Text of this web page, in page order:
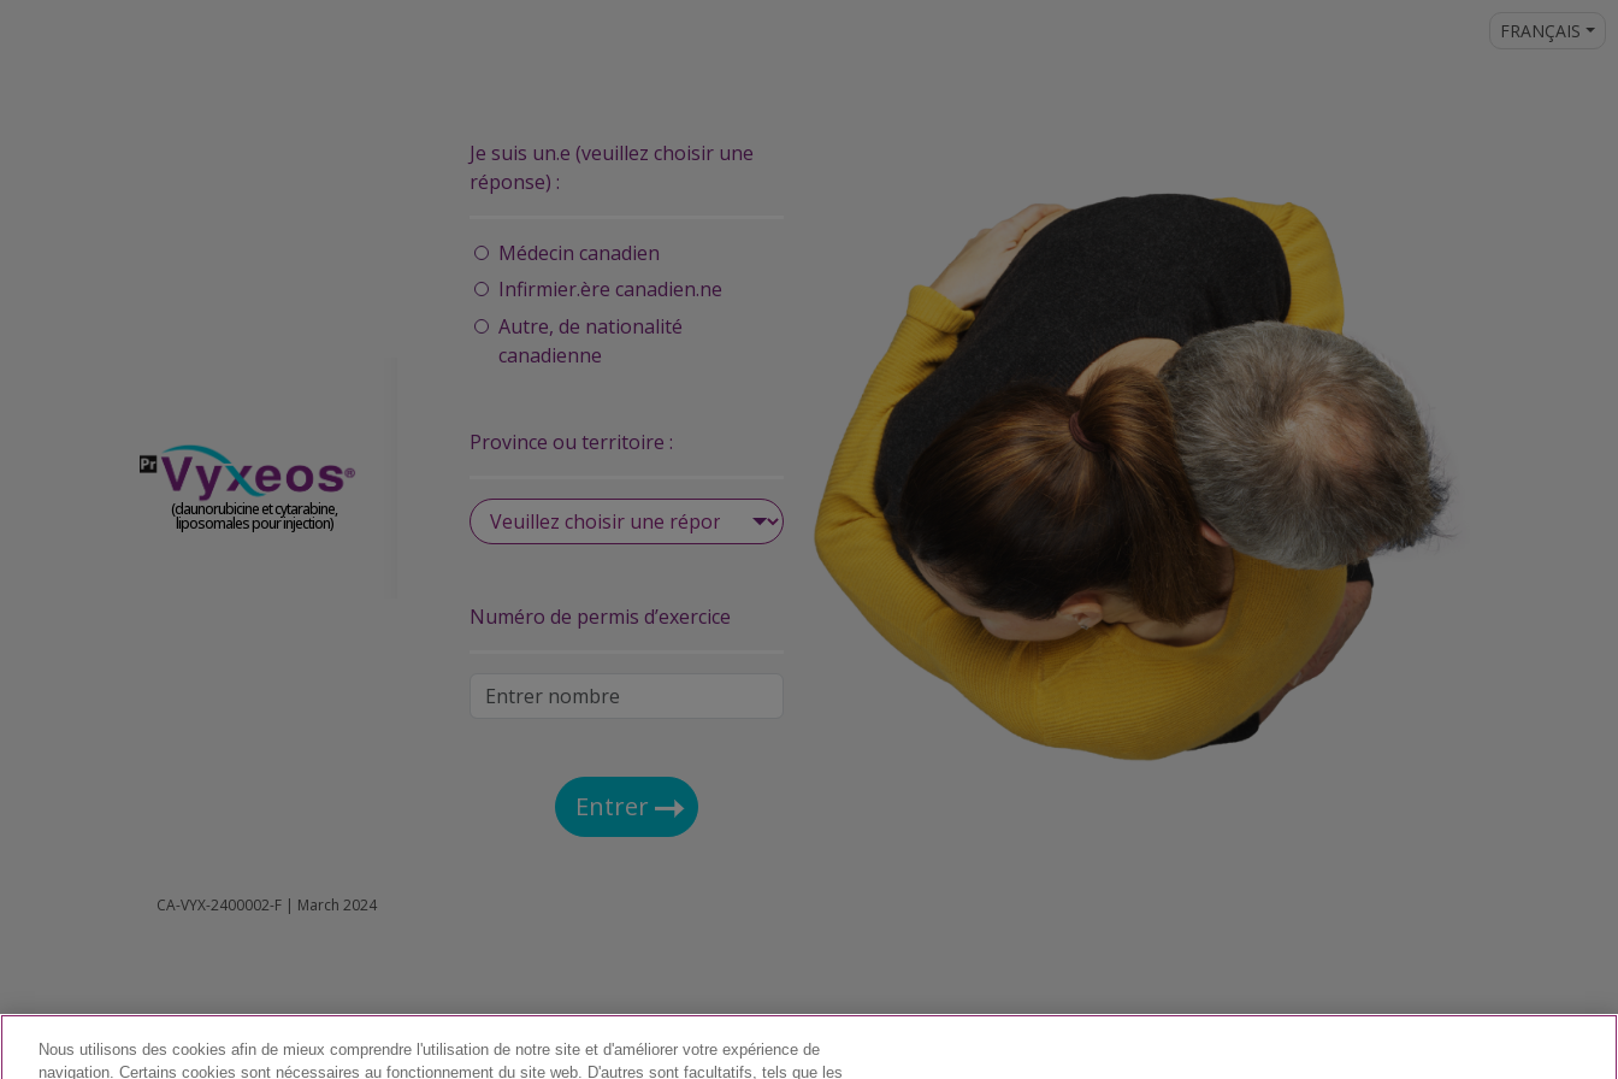
FRANÇAIS
(daunorubicine et cytarabine,
liposomales pour injection)
Je suis un.e (veuillez choisir une
réponse) :
Médecin canadien
Infirmier.ère canadien.ne
Autre, de nationalité
canadienne
Province ou territoire :
Numéro de permis d’exercice
CA-VYX-2400002-F | March 2024
Nous utilisons des cookies afin de mieux comprendre l'utilisation de notre site et d'améliorer votre expérience de
navigation. Certains cookies sont nécessaires au fonctionnement du site web. D'autres sont facultatifs, tels que les